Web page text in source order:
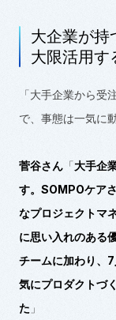
大企業が持
大限活用す
「大手企業から受
で、事態は一気に
菅谷さん「大手企
す。 SOMPOケア
なプロジェクトマ
に思い入れのある
チームに加わり、 7
気にプロダクトづ
た 」